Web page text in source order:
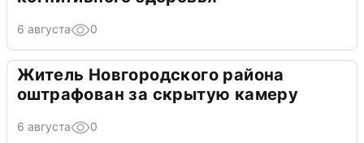
6 августа 0
Житель Новгородского района
оштрафован за скрытую камеру
6 августа 0